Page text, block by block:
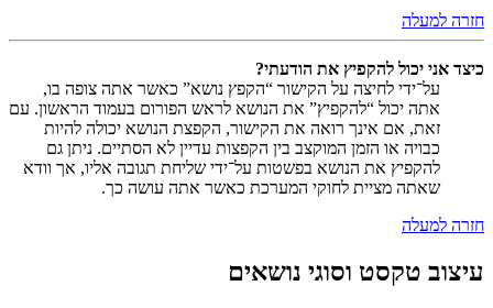
חזרה למעלה
כיצד אני יכול להקפיץ את הודעתי?
על־ידי לחיצה על הקישור “הקפץ נושא” כאשר אתה צופה בו,
אתה יכול “להקפיץ” את הנושא לראש הפורום בעמוד הראשון. עם
זאת, אם אינך רואה את הקישור, הקפצת הנושא יכולה להיות
כבויה או הזמן המוקצב בין הקפצות עדיין לא הסתיים. ניתן גם
להקפיץ את הנושא בפשטות על־ידי שליחת תגובה אליו, אך וודא
שאתה מציית לחוקי המערכת כאשר אתה עושה כך.
חזרה למעלה
עיצוב טקסט וסוגי נושאים